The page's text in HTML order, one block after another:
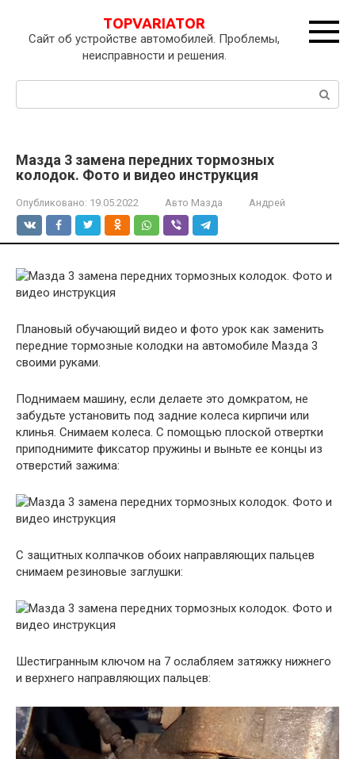
контенту
TOPVARIATOR
Сайт об устройстве автомобилей. Проблемы,
неисправности и решения.
Поиск:
Мазда 3 замена передних тормозных
колодок. Фото и видео инструкция
Опубликовано: 19.05.2022 Авто Мазда Андрей
Плановый обучающий видео и фото урок как заменить
передние тормозные колодки на автомобиле Мазда 3
своими руками.
Поднимаем машину, если делаете это домкратом, не
забудьте установить под задние колеса кирпичи или
клинья. Снимаем колеса. С помощью плоской отвертки
приподнимите фиксатор пружины и выньте ее концы из
отверстий зажима:
С защитных колпачков обоих направляющих пальцев
снимаем резиновые заглушки:
Шестигранным ключом на 7 ослабляем затяжку нижнего
и верхнего направляющих пальцев: